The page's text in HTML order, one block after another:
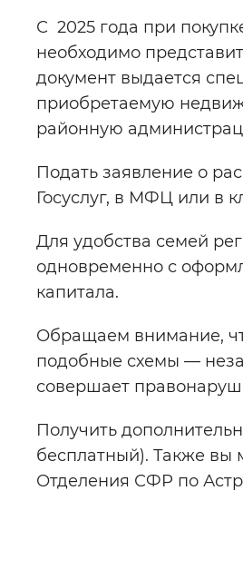
С 2025 года при
необходимо
документ выдается
приобретаемую
районную
Подать заявление о
Госуслуг, в МФЦ или в
Для удобства семей
одновременно с
капитала.
Обращаем внимание,
подобные схемы —
совершает
Получить
бесплатный). Также вы
Отделения СФР по